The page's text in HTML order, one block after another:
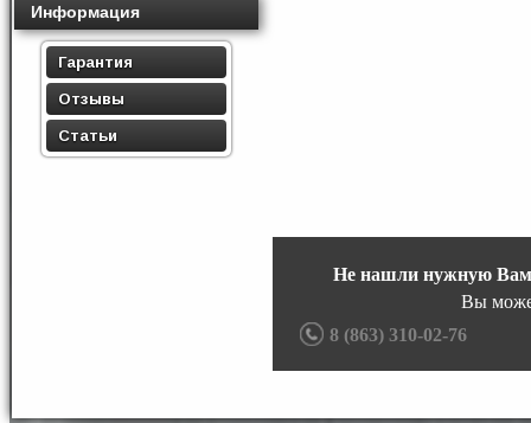
Информация
Гарантия
Отзывы
Статьи
Не нашли нужную Вам
Вы
8 (863) 310-02-76